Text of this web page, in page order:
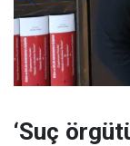
‘Suç